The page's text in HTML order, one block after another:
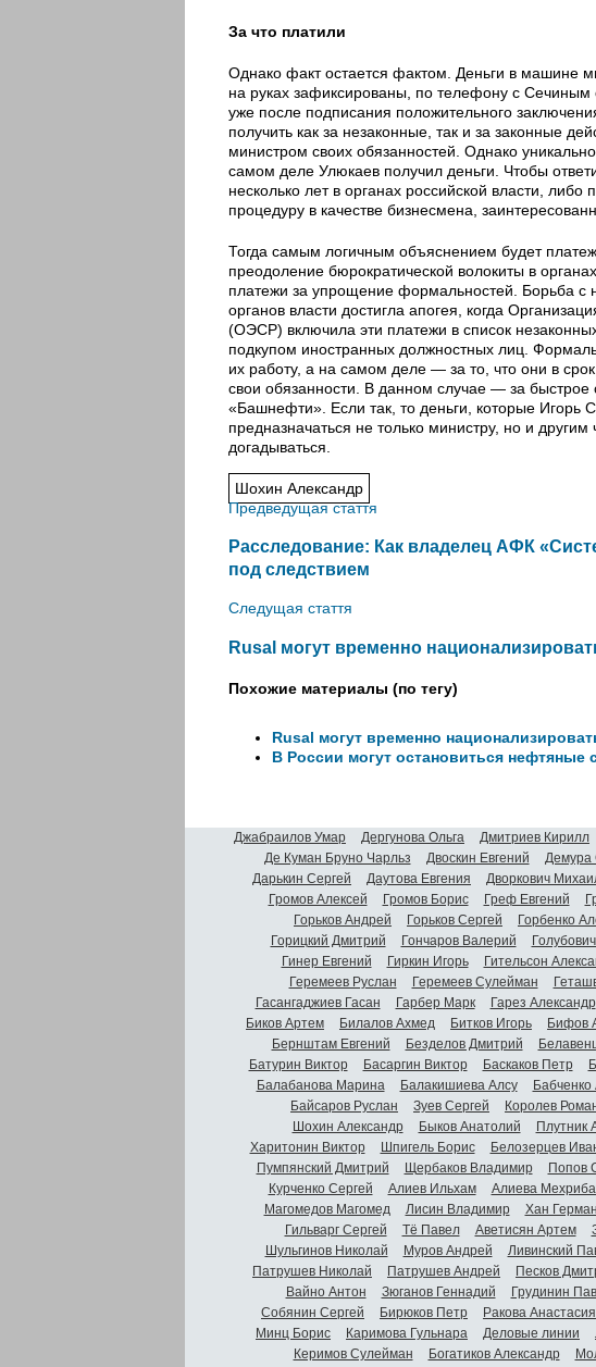
За что платили
Однако факт остается фактом. Деньги в машине
на руках зафиксированы, по телефону с
уже после подписания положительного
получить как за незаконные, так и за законные
министром своих обязанностей. Однако
самом деле Улюкаев получил деньги. Чтобы
несколько лет в органах российской власти,
процедуру в качестве бизнесмена,
Тогда самым логичным объяснением будет
преодоление бюрократической волокиты в
платежи за упрощение формальностей. Борьба с
органов власти достигла апогея, когда
(ОЭСР) включила эти платежи в список
подкупом иностранных должностных лиц.
их работу, а на самом деле — за то, что они в
свои обязанности. В данном случае — за
«Башнефти». Если так, то деньги, которые Игорь
предназначаться не только министру, но и
догадываться.
Шохин Александр
Предведущая стаття
Расследование: Как владелец АФК
под следствием
Следущая стаття
Rusal могут временно
Похожие материалы (по тегу)
Rusal могут временно
В России могут остановиться нефтяные
Джабраилов Умар Дергунова Ольга Дмитриев Кирилл
Де Куман Бруно Чарльз
Двоскин Евгений Демура
Дарькин Сергей
Даутова Евгения Дворкович
Громов Алексей
Громов Борис Греф Евгений
Горьков Андрей
Горьков Сергей Горбенко
Горицкий Дмитрий
Гончаров Валерий
Гинер Евгений
Гиркин Игорь Гительсон
Геремеев Руслан
Геремеев Сулейман
Гасангаджиев Гасан
Гарбер Марк Гарез Александр
Биков Артем
Билалов Ахмед Битков Игорь Бифов
Бернштам Евгений
Безделов Дмитрий
Батурин Виктор
Басаргин Виктор Баскаков Петр
Балабанова Марина
Балакишиева Алсу Бабченко
Байсаров Руслан
Зуев Сергей Королев
Шохин Александр
Быков Анатолий Плутник
Харитонин Виктор
Шпигель Борис Белозерцев
Пумпянский Дмитрий
Щербаков Владимир Попов
Курченко Сергей
Алиев Ильхам Алиева
Магомедов Магомед
Лисин Владимир Хан Герман
Гильварг Сергей
Тё Павел Аветисян Артем
Шульгинов Николай
Муров Андрей Ливинский
Патрушев Николай
Патрушев Андрей Песков
Вайно Антон
Зюганов Геннадий Грудинин
Собянин Сергей
Бирюков Петр Ракова Анастасия
Минц Борис
Каримова Гульнара Деловые линии
Керимов Сулейман
Богатиков Александр